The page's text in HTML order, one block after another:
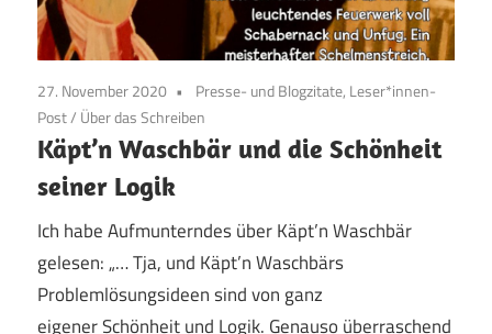
27. November 2020
Presse- und Blogzitate, Leser*innen-
Post/ Über das Schreiben
Käpt’n Waschbär und die Schönheit
seiner Logik
Ich habe Aufmunterndes über Käpt’n Waschbär
gelesen: „… Tja, und Käpt’n Waschbärs
Problemlösungsideen sind von ganz
eigener Schönheit und Logik. Genauso überraschend